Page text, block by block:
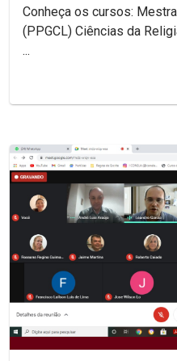
Conheça os cursos: Mestrados: Ciências da Linguagem
(PPGCL) Ciências da Religião (PPGCR) Direito (PPGD)
...